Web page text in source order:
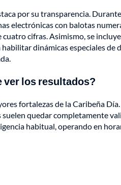
por su transparencia.
electrónicas con balotas
cifras. Asimismo, se
dinámicas especiales
ver los resultados?
fortalezas de la Caribeña
quedar completamente
habitual, operando en